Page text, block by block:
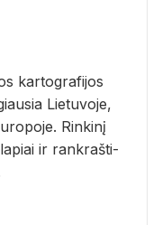
kar­to­gra­fi­jos
Lie­tu­vo­je,
Rin­ki­nį
ir rank­raš­ti­